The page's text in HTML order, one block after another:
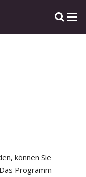
können Sie
Programm